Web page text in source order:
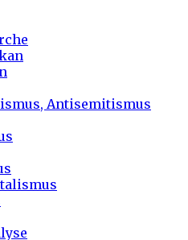
Antisemitismus